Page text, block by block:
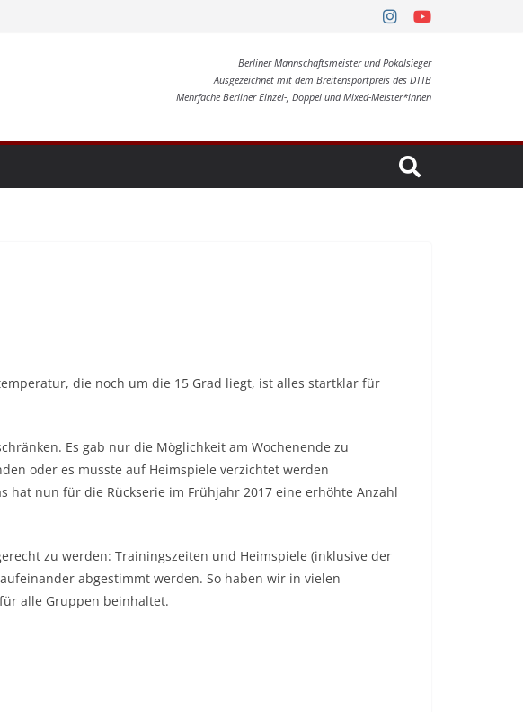
Berliner Mannschaftsmeister und Pokalsieger
Ausgezeichnet mit dem Breitensportpreis des DTTB
Mehrfache Berliner Einzel-, Doppel und Mixed-Meister*innen
die noch um die 15 Grad liegt, ist alles startklar für
Es gab nur die Möglichkeit am Wochenende zu
oder es musste auf Heimspiele verzichtet werden
hat nun für die Rückserie im Frühjahr 2017 eine erhöhte Anzahl
zu werden: Trainingszeiten und Heimspiele (inklusive der
abgestimmt werden. So haben wir in vielen
alle Gruppen beinhaltet.